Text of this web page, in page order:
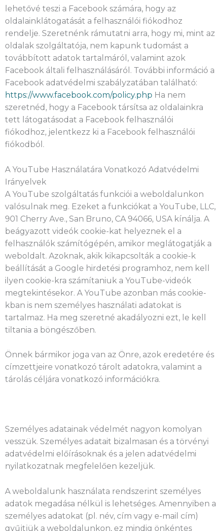
lehetővé teszi a Facebook számára, hogy az
oldalainklátogatását a felhasználói fiókodhoz
rendelje. Szeretnénk rámutatni arra, hogy mi, mint az
oldalak szolgáltatója, nem kapunk tudomást a
továbbított adatok tartalmáról, valamint azok
Facebook általi felhasználásáról. További információ a
Facebook adatvédelmi szabályzatában található:
https://www.facebook.com/policy.php Ha nem
szeretnéd, hogy a Facebook társítsa az oldalainkra
tett látogatásodat a Facebook felhasználói
fiókodhoz, jelentkezz ki a Facebook felhasználói
fiókodból.
A YouTube Használatára Vonatkozó Adatvédelmi
Irányelvek
A YouTube szolgáltatás funkciói a weboldalunkon
valósulnak meg. Ezeket a funkciókat a YouTube, LLC,
901 Cherry Ave., San Bruno, CA 94066, USA kínálja. A
beágyazott videók cookie-kat helyeznek el a
felhasználók számítógépén, amikor meglátogatják a
weboldalt. Azoknak, akik kikapcsolták a cookie-k
beállítását a Google hirdetési programhoz, nem kell
ilyen cookie-kra számítaniuk a YouTube-videók
megtekintésekor. A YouTube azonban más cookie-
kban is nem személyes használati adatokat is
tartalmaz. Ha meg szeretné akadályozni ezt, le kell
tiltania a böngészőben.
Önnek bármikor joga van az Önre, azok eredetére és
címzettjeire vonatkozó tárolt adatokra, valamint a
tárolás céljára vonatkozó információkra.
Személyes adatainak védelmét nagyon komolyan
vesszük. Személyes adatait bizalmasan és a törvényi
adatvédelmi előírásoknak és a jelen adatvédelmi
nyilatkozatnak megfelelően kezeljük.
A weboldalunk használata rendszerint személyes
adatok megadása nélkül is lehetséges. Amennyiben a
személyes adatokat (pl. név, cím vagy e-mail cím)
gyűjtjük a weboldalunkon, ez mindig önkéntes